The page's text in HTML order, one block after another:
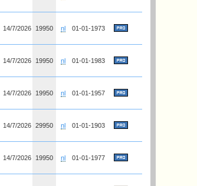
14/7/2026 19950 nl 01-01-1973
14/7/2026 19950 nl 01-01-1983
14/7/2026 19950 nl 01-01-1957
14/7/2026 29950 nl 01-01-1903
14/7/2026 19950 nl 01-01-1977